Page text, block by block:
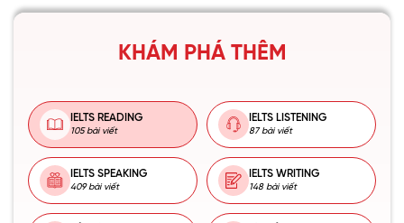
KHÁM PHÁ THÊM
IELTS READING
105 bài viết
IELTS LISTENING
87 bài viết
IELTS SPEAKING
409 bài viết
IELTS WRITING
148 bài viết